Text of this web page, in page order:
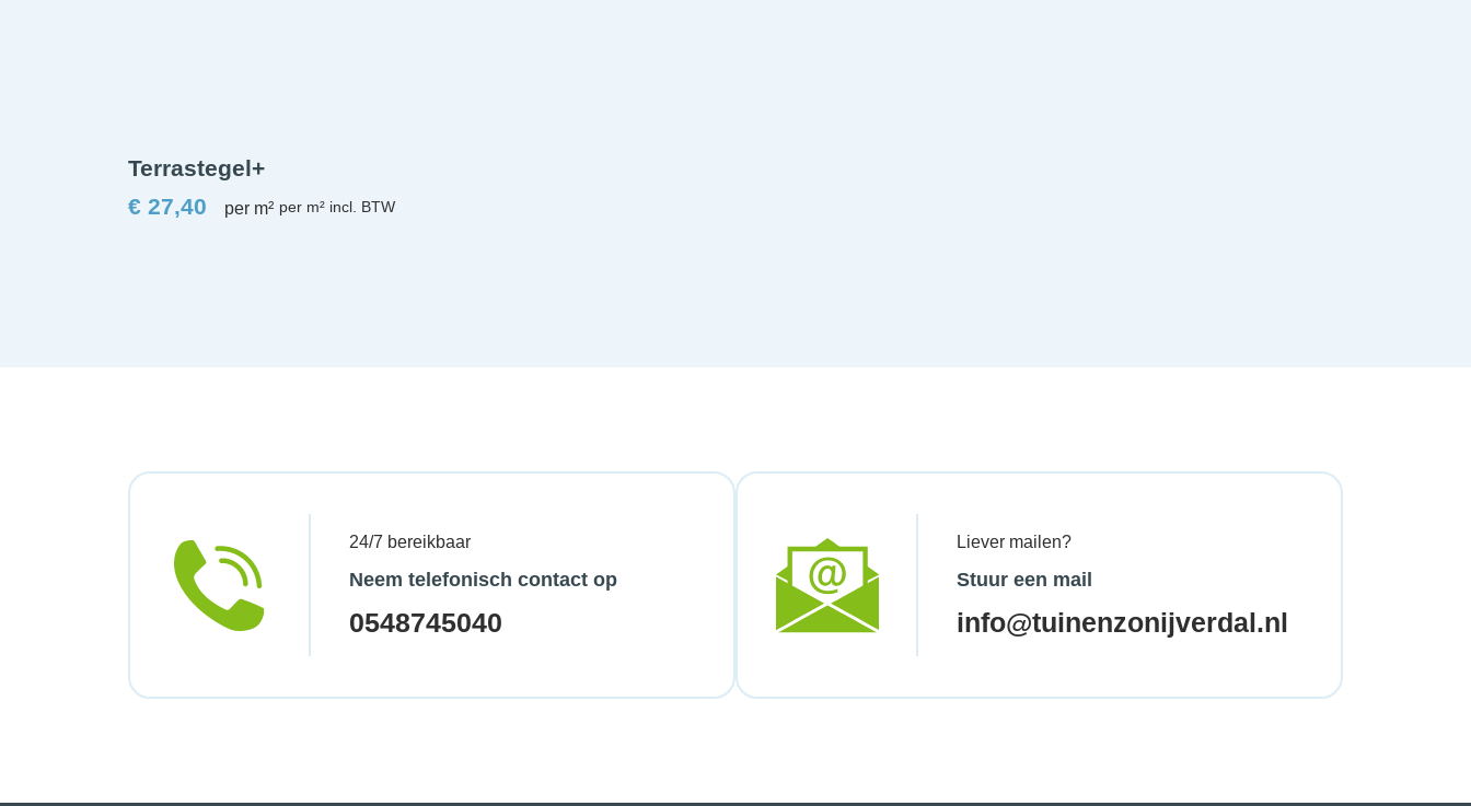
Terrastegel+
€ 27,40 per m²
24/7 bereikbaar
Neem telefonisch contact op
0548745040
Liever mailen?
Stuur een mail
info@tuinenzonijverdal.nl